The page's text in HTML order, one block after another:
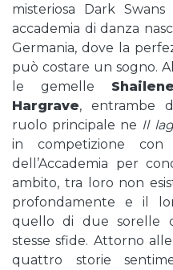
misteriosa Dark
accademia di danza
Germania, dove la
può costare un sogno.
le gemelle
Hargrave, entrambe
ruolo principale ne Il
in competizione
dell’Accademia per
ambito, tra loro non
profondamente e il
quello di due sorelle
stesse sfide. Attorno
quattro storie